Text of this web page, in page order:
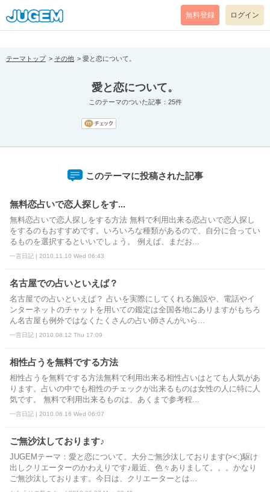
[pear_error: message="Success" code=0 mode=return level=notice
prefix="" info=""]
無料登録 ログイン
テーマトップ その他 愛と恋について。
愛と恋について。
このテーマのついた記事：25件
このテーマに投稿された記事
無料恋占いで恋人探しをす...
無料恋占いで恋人探しをする方法 無料で利用出来る恋占いで恋人探し
をするのもおすすめです。いろいろな種類があるので、自分に合ってい
るものを選択するといいでしょう。 例えば、まだお...
一言日記 | 2010.11.10 Wed 06:43
名古屋での占いといえば？
名古屋での占いといえば？ 占いを実際にしてくれる施設や、電話やイ
ンターネットのチャットを用いての鑑定は全国各地にありますがもちろ
ん名古屋も例外ではなくたくさんの占い師さんがいら...
一言日記 | 2010.08.12 Thu 17:09
相性占うを無料でする方法
相性占うを無料でする方法無料で利用出来る相性占いはとても人気があ
ります。占いの中でも相性のチェックが出来るものは女性の人に特に人
気です。 無料で利用出来るものは、あくまで参考程...
一言日記 | 2010.06.16 Wed 06:07
ご無沙汰しております♪
JUGEMテーマ：愛と恋について。大分ご無沙汰しております(><;)駆け
出しクリエーターのかわえりです♪最近、色々ありまして。。。かなり
ご無沙汰しております。今日は、クリエーターとは...